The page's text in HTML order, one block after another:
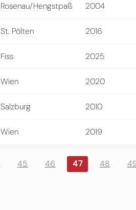
Rosenau/Hengstpaß 2004
St. Pölten 2016
Fiss 2025
Wien 2020
Salzburg 2010
Wien 2019
45 46 47 48